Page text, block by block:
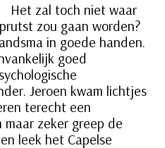
Het zal toch niet waar
zou gaan worden?
in goede handen.
goed
Jeroen kwam lichtjes
terecht een
zeker greep de
leek het Capelse